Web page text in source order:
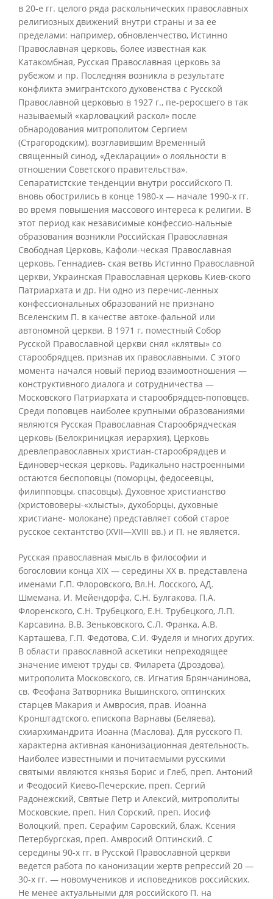
в 20-е гг. целого ряда раскольнических православных
религиозных движений внутри страны и за ее
пределами: например, обновленчество, Истинно
Православная церковь, более известная как
Катакомбная, Русская Православная церковь за
рубежом и пр. Последняя возникла в результате
конфликта эмигрантского духовенства с Русской
Православной церковью в 1927 г., пе-реросшего в так
называемый «карловацкий раскол» после
обнародования митрополитом Сергием
(Страгородским), возглавившим Временный
священный синод, «Декларации» о лояльности в
отношении Советского правительства».
Сепаратистские тенденции внутри российского П.
вновь обострились в конце 1980-х — начале 1990-х гг.
во время повышения массового интереса к религии. В
этот период как независимые конфессио-нальные
образования возникли Российская Православная
Свободная Церковь, Кафоли-ческая Православная
церковь, Геннадиев- ская ветвь Истинно Православной
церкви, Украинская Православная церковь Киев-ского
Патриархата и др. Ни одно из перечис-ленных
конфессиональных образований не признано
Вселенским П. в качестве автоке-фальной или
автономной церкви. В 1971 г. поместный Собор
Русской Православной церкви снял «клятвы» со
старообрядцев, признав их православными. С этого
момента начался новый период взаимоотношения —
конструктивного диалога и сотрудничества —
Московского Патриархата и старообрядцев-поповцев.
Среди поповцев наиболее крупными образованиями
являются Русская Православная Старообрядческая
церковь (Белокриницкая иерархия), Церковь
древлеправославных христиан-старообрядцев и
Единоверческая церковь. Радикально настроенными
остаются беспоповцы (поморцы, федосеевцы,
филипповцы, спасовцы). Духовное христианство
(христововеры-«хлысты», духоборцы, духовные
христиане- молокане) представляет собой старое
русское сектантство (XVII—XVIII вв.) и П. не является.
Русская православная мысль в философии и
богословии конца XIX — середины XX в. представлена
именами Г.П. Флоровского, Вл.Н. Лосского, АД.
Шмемана, И. Мейендорфа, С.Н. Булгакова, П.А.
Флоренского, С.Н. Трубецкого, Е.Н. Трубецкого, Л.П.
Карсавина, В.В. Зеньковского, С.Л. Франка, А.В.
Карташева, Г.П. Федотова, С.И. Фуделя и многих других.
В области православной аскетики непреходящее
значение имеют труды св. Филарета (Дроздова),
митрополита Московского, св. Игнатия Брянчанинова,
св. Феофана Затворника Вышинского, оптинских
старцев Макария и Амвросия, прав. Иоанна
Кронштадтского, епископа Варнавы (Беляева),
схиархимандрита Иоанна (Маслова). Для русского П.
характерна активная канонизационная деятельность.
Наиболее известными и почитаемыми русскими
святыми являются князья Борис и Глеб, преп. Антоний
и Феодосий Киево-Печерские, преп. Сергий
Радонежский, Святые Петр и Алексий, митрополиты
Московские, преп. Нил Сорский, преп. Иосиф
Волоцкий, преп. Серафим Саровский, блаж. Ксения
Петербургская, преп. Амвросий Оптинский. С
середины 90-х гг. в Русской Православной церкви
ведется работа по канонизации жертв репрессий 20 —
30-х гг. — новомучеников и исповедников российских.
Не менее актуальными для российского П. на